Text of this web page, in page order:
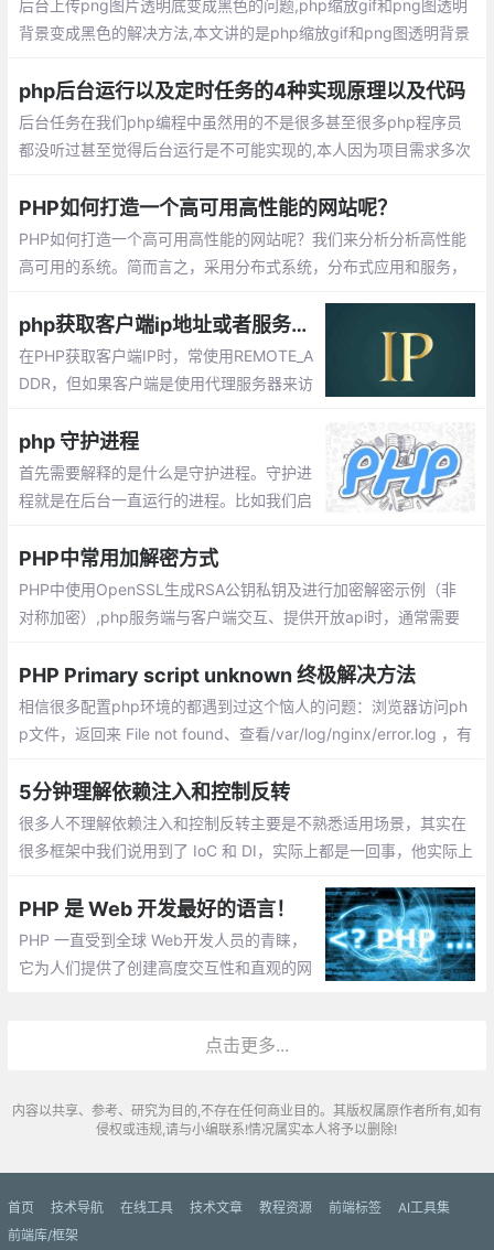
后台上传png图片透明底变成黑色的问题,php缩放gif和png图透明
背景变成黑色的解决方法,本文讲的是php缩放gif和png图透明背景
pymerge
php后台运行以及定时任务的4种实现原理以及代码
后台任务在我们php编程中虽然用的不是很多甚至很多php程序员
都没听过甚至觉得后台运行是不可能实现的,本人因为项目需求多次
p监控
PHP如何打造一个高可用高性能的网站呢？
PHP如何打造一个高可用高性能的网站呢？我们来分析分析高性能
高可用的系统。简而言之，采用分布式系统，分布式应用和服务，
分布式锁。负载均衡，故障转移，实现高并发。
php获取客户端ip地址或者服务器ip地址
在PHP获取客户端IP时，常使用REMOTE_A
DDR，但如果客户端是使用代理服务器来访
是真正的客户端 IP 地址。要想透过代理服务
器取得客户端的真实 IP 地址，就要使用HTT
P_X_FORWARDED_FOR
php 守护进程
首先需要解释的是什么是守护进程。守护进
程就是在后台一直运行的进程。比如我们启
行的程序。
PHP中常用加解密方式
PHP中使用OpenSSL生成RSA公钥私钥及进行加密解密示例（非
对称加密）,php服务端与客户端交互、提供开放api时，通常需要
能派上用处了，下面通过一个例子来说明如何用php来实现数据的
加密解密
PHP Primary script unknown 终极解决方法
相信很多配置php环境的都遇到过这个恼人的问题：浏览器访问ph
p文件，返回来 File not found、查看/var/log/nginx/error.log ，有
5分钟理解依赖注入和控制反转
很多人不理解依赖注入和控制反转主要是不熟悉适用场景，其实在
很多框架中我们说用到了 IoC 和 DI，实际上都是一回事，他实际上
去理解 依赖注入 和 控制反转 时，我们需要有两个概念。
PHP 是 Web 开发最好的语言！
PHP 一直受到全球 Web开发人员的青睐，
它为人们提供了创建高度交互性和直观的网
我们来说明PHP是世界 Web开发的最佳语言
点击更多...
内容以共享、参考、研究为目的,不存在任何商业目的。其版权属原作者所有,如有
侵权或违规,请与小编联系!情况属实本人将予以删除!
首页 技术导航 在线工具 技术文章 教程资源 前端标签
AI工具集
前端库/框架